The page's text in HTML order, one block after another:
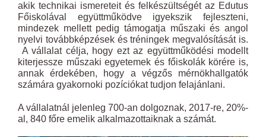
akik technikai ismereteit és felkészültségét az Edutus
Főiskolával együttműködve igyekszik fejleszteni,
mindezek mellett pedig támogatja műszaki és angol
nyelvi továbbképzések és tréningek megvalósítását is.
A vállalat célja, hogy ezt az együttműködési modellt
kiterjessze műszaki egyetemek és főiskolák körére is,
annak érdekében, hogy a végzős mérnökhallgatók
számára gyakornoki pozíciókat tudjon felajánlani.
A vállalatnál jelenleg 700-an dolgoznak, 2017-re, 20%-
al, 840 főre emelik alkalmazottaiknak a számát.